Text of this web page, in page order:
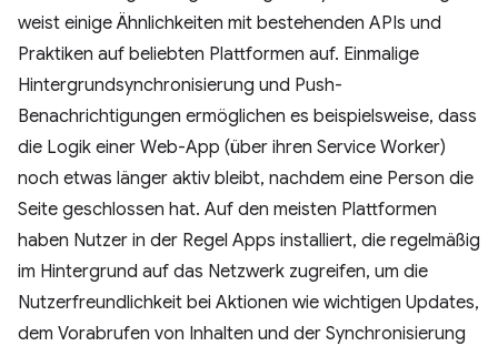
weist einige Ähnlichkeiten mit bestehenden APIs und
Praktiken auf beliebten Plattformen auf. Einmalige
Hintergrundsynchronisierung und Push-
Benachrichtigungen ermöglichen es beispielsweise, dass
die Logik einer Web-App (über ihren Service Worker)
noch etwas länger aktiv bleibt, nachdem eine Person die
Seite geschlossen hat. Auf den meisten Plattformen
haben Nutzer in der Regel Apps installiert, die regelmäßig
im Hintergrund auf das Netzwerk zugreifen, um die
Nutzerfreundlichkeit bei Aktionen wie wichtigen Updates,
dem Vorabrufen von Inhalten und der Synchronisierung